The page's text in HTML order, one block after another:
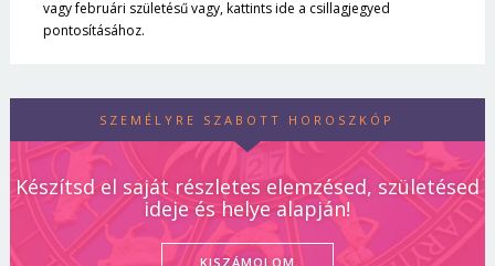
vagy februári születésű vagy, kattints ide a csillagjegyed
pontosításához.
SZEMÉLYRE SZABOTT HOROSZKÓP
Készítsd el saját részletes elemzésed, születésed
ideje és helye alapján!
KISZÁMOLOM